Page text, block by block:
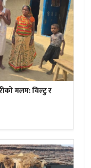
मलम: विल्टु र